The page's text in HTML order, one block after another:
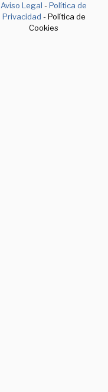
Aviso Legal -Política de
Privacidad - Política de
Cookies